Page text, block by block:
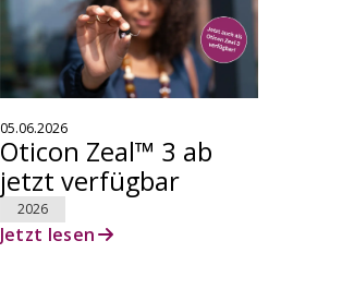
05.06.2026
Oticon Zeal™ 3 ab
jetzt verfügbar
2026
Jetzt lesen